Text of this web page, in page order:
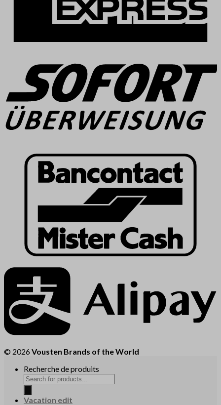
© 2026 Vousten Brands of the World
Recherche de produits
Vacation edit